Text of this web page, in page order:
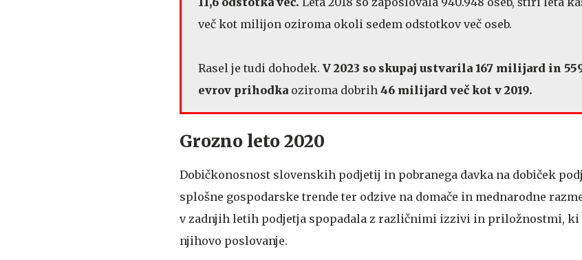
več kot milijon oziroma okoli sedem odstotkov več oseb.
Rasel je tudi dohodek. V 2023 so skupaj ustvarila 167 milijard in
evrov prihodka oziroma dobrih 46 milijard več kot v 2019.
Grozno leto 2020
Dobičkonosnost slovenskih podjetij in pobranega davka na dobiček
splošne gospodarske trende ter odzive na domače in mednarodne
v zadnjih letih podjetja spopadala z različnimi izzivi in priložnostmi, ki
njihovo poslovanje.